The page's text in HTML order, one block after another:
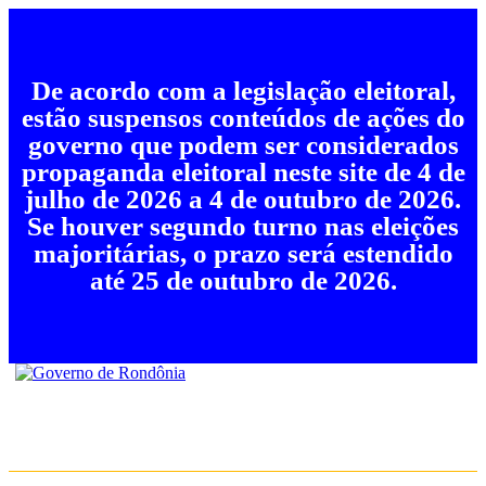
De acordo com a legislação eleitoral,
estão suspensos conteúdos de ações do
governo que podem ser considerados
propaganda eleitoral neste site de 4 de
julho de 2026 a 4 de outubro de 2026.
Se houver segundo turno nas eleições
majoritárias, o prazo será estendido
até 25 de outubro de 2026.